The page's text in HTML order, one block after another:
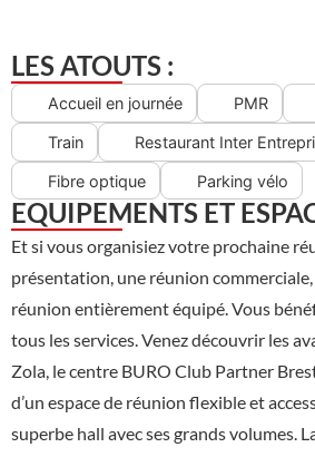
LES ATOUTS :
Accueil en journée PMR
Train Restaurant Inter
Fibre optique Parking vélo
EQUIPEMENTS ET
Et si vous organisiez votre prochaine
présentation, une réunion
réunion entièrement équipé. Vous
tous les services. Venez découvrir les
Zola, le centre BURO Club Partner
d’un espace de réunion flexible et
superbe hall avec ses grands volumes.